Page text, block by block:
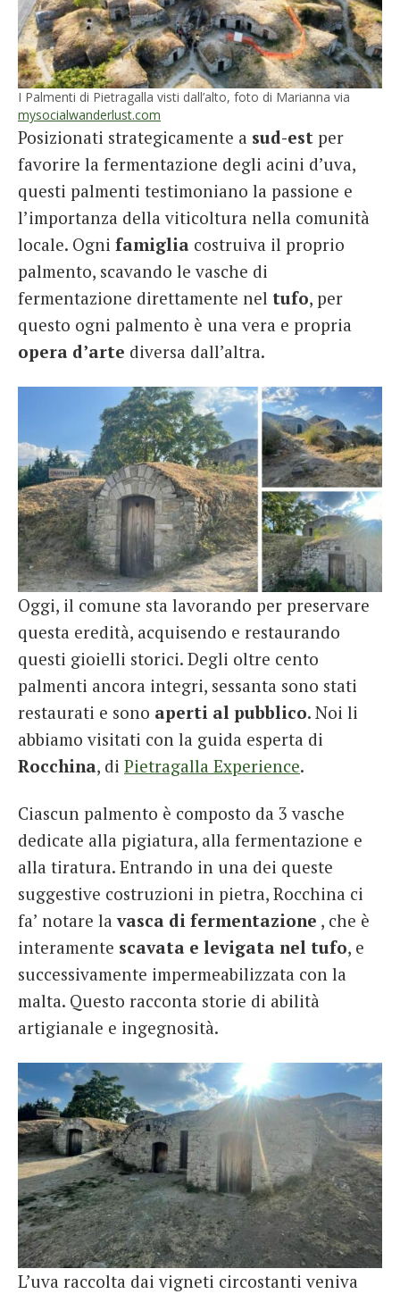
I Palmenti di Pietragalla visti dall’alto, foto di Marianna via
mysocialwanderlust.com
Posizionati strategicamente a sud-est per
favorire la fermentazione degli acini d’uva,
questi palmenti testimoniano la passione e
l’importanza della viticoltura nella comunità
locale. Ogni famiglia costruiva il proprio
palmento, scavando le vasche di
fermentazione direttamente nel tufo, per
questo ogni palmento è una vera e propria
opera d’arte diversa dall’altra.
Oggi, il comune sta lavorando per preservare
questa eredità, acquisendo e restaurando
questi gioielli storici. Degli oltre cento
palmenti ancora integri, sessanta sono stati
restaurati e sono aperti al pubblico. Noi li
abbiamo visitati con la guida esperta di
Rocchina, di Pietragalla Experience.
Ciascun palmento è composto da 3 vasche
dedicate alla pigiatura, alla fermentazione e
alla tiratura. Entrando in una dei queste
suggestive costruzioni in pietra, Rocchina ci
fa’ notare lavasca di fermentazione , che è
interamente scavata e levigata nel tufo, e
successivamente impermeabilizzata con la
malta. Questo racconta storie di abilità
artigianale e ingegnosità.
L’uva raccolta dai vigneti circostanti veniva